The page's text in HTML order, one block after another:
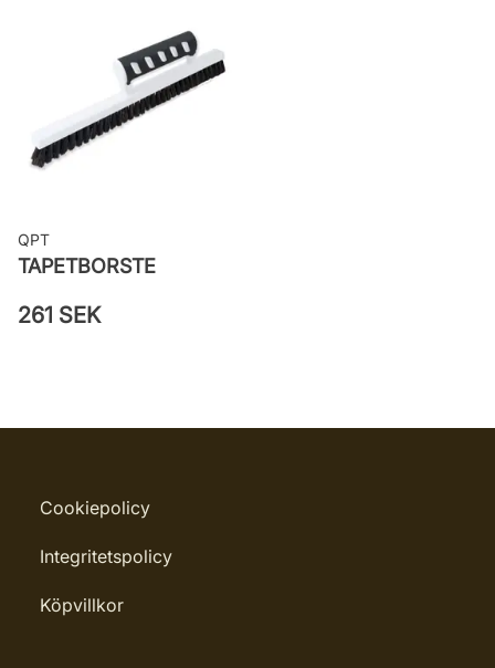
Leverantörens artikelnummer:
MISP1288
QPT
TAPETBORSTE
261 SEK
Cookiepolicy
Integritetspolicy
Köpvillkor